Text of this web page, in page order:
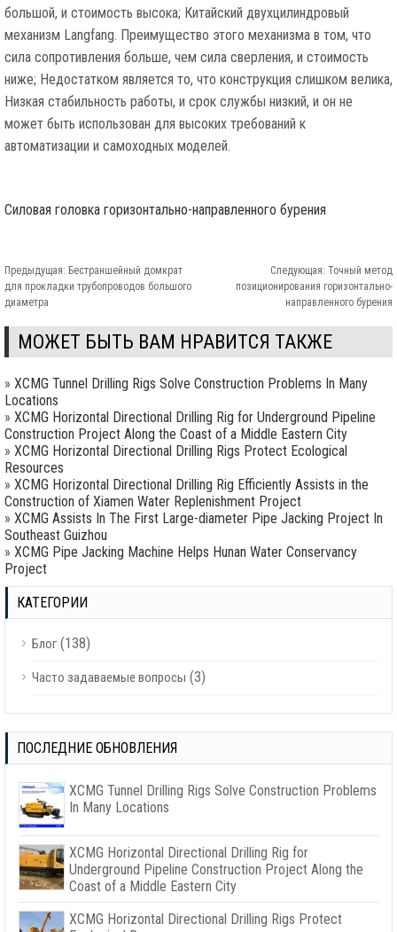
большой, и стоимость высока; Китайский двухцилиндровый
механизм Langfang. Преимущество этого механизма в том, что
сила сопротивления больше, чем сила сверления, и стоимость
ниже; Недостатком является то, что конструкция слишком велика,
Низкая стабильность работы, и срок службы низкий, и он не
может быть использован для высоких требований к
автоматизации и самоходных моделей.
Силовая головка горизонтально-направленного бурения
Предыдущая: Бестраншейный домкрат
для прокладки трубопроводов большого
диаметра
Следующая: Точный метод
позиционирования горизонтально-
направленного бурения
МОЖЕТ БЫТЬ ВАМ НРАВИТСЯ ТАКЖЕ
» XCMG Tunnel Drilling Rigs Solve Construction Problems In Many
Locations
» XCMG Horizontal Directional Drilling Rig for Underground Pipeline
Construction Project Along the Coast of a Middle Eastern City
» XCMG Horizontal Directional Drilling Rigs Protect Ecological
Resources
» XCMG Horizontal Directional Drilling Rig Efficiently Assists in the
Construction of Xiamen Water Replenishment Project
» XCMG Assists In The First Large-diameter Pipe Jacking Project In
Southeast Guizhou
» XCMG Pipe Jacking Machine Helps Hunan Water Conservancy
Project
КАТЕГОРИИ
Блог (138)
Часто задаваемые вопросы (3)
ПОСЛЕДНИЕ ОБНОВЛЕНИЯ
XCMG Tunnel Drilling Rigs Solve Construction Problems
In Many Locations
XCMG Horizontal Directional Drilling Rig for
Underground Pipeline Construction Project Along the
Coast of a Middle Eastern City
XCMG Horizontal Directional Drilling Rigs Protect